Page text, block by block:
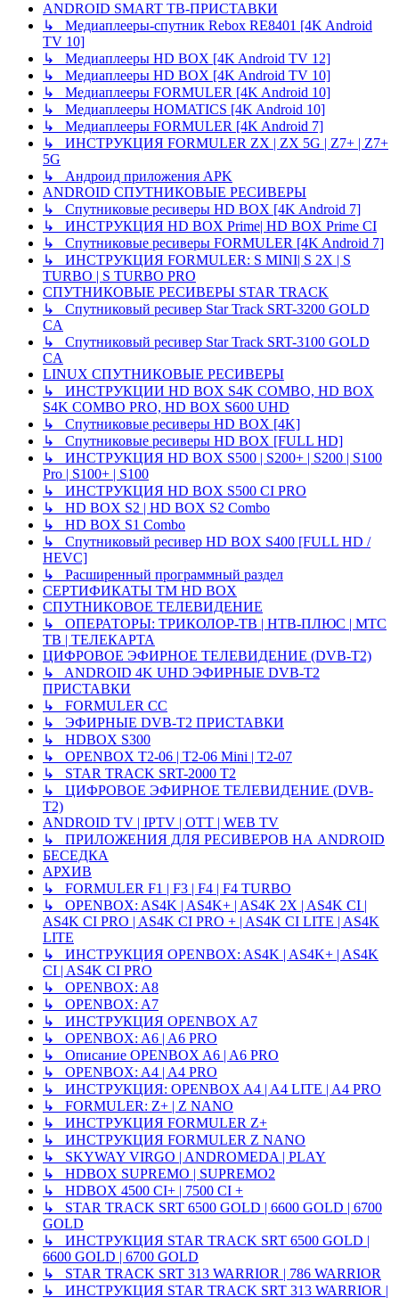
ANDROID SMART ТВ-ПРИСТАВКИ
↳ Медиаплееры-спутник Rebox RE8401 [4K Android
TV 10]
↳ Медиаплееры HD BOX [4K Android TV 12]
↳ Медиаплееры HD BOX [4K Android TV 10]
↳ Медиаплееры FORMULER [4K Android 10]
↳ Медиаплееры HOMATICS [4K Android 10]
↳ Медиаплееры FORMULER [4K Android 7]
↳ ИНСТРУКЦИЯ FORMULER ZX | ZX 5G | Z7+ | Z7+
5G
↳ Андроид приложения APK
ANDROID СПУТНИКОВЫЕ РЕСИВЕРЫ
↳ Спутниковые ресиверы HD BOX [4K Android 7]
↳ ИНСТРУКЦИЯ HD BOX Prime| HD BOX Prime CI
↳ Спутниковые ресиверы FORMULER [4K Android 7]
↳ ИНСТРУКЦИЯ FORMULER: S MINI| S 2X | S
TURBO | S TURBO PRO
СПУТНИКОВЫЕ РЕСИВЕРЫ STAR TRACK
↳ Спутниковый ресивер Star Track SRT-3200 GOLD
CA
↳ Спутниковый ресивер Star Track SRT-3100 GOLD
CA
LINUX СПУТНИКОВЫЕ РЕСИВЕРЫ
↳ ИНСТРУКЦИИ HD BOX S4K COMBO, HD BOX
S4K COMBO PRO, HD BOX S600 UHD
↳ Спутниковые ресиверы HD BOX [4K]
↳ Спутниковые ресиверы HD BOX [FULL HD]
↳ ИНСТРУКЦИЯ HD BOX S500 | S200+ | S200 | S100
Pro | S100+ | S100
↳ ИНСТРУКЦИЯ HD BOX S500 CI PRO
↳ HD BOX S2 | HD BOX S2 Combo
↳ HD BOX S1 Combo
↳ Спутниковый ресивер HD BOX S400 [FULL HD /
HEVC]
↳ Расширенный программный раздел
СЕРТИФИКАТЫ TM HD BOX
СПУТНИКОВОЕ ТЕЛЕВИДЕНИЕ
↳ ОПЕРАТОРЫ: ТРИКОЛОР-ТВ | НТВ-ПЛЮС | МТС
ТВ | ТЕЛЕКАРТА
ЦИФРОВОЕ ЭФИРНОЕ ТЕЛЕВИДЕНИЕ (DVB-T2)
↳ ANDROID 4K UHD ЭФИРНЫЕ DVB-T2
ПРИСТАВКИ
↳ FORMULER CC
↳ ЭФИРНЫЕ DVB-T2 ПРИСТАВКИ
↳ HDBOX S300
↳ OPENBOX T2-06 | T2-06 Mini | T2-07
↳ STAR TRACK SRT-2000 T2
↳ ЦИФРОВОЕ ЭФИРНОЕ ТЕЛЕВИДЕНИЕ (DVB-
T2)
ANDROID TV | IPTV | OTT | WEB TV
↳ ПРИЛОЖЕНИЯ ДЛЯ РЕСИВЕРОВ НА ANDROID
БЕСЕДКА
АРХИВ
↳ FORMULER F1 | F3 | F4 | F4 TURBO
↳ OPENBOX: AS4K | AS4K+ | AS4K 2X | AS4K CI |
AS4K CI PRO | AS4K CI PRO + | AS4K CI LITE | AS4K
LITE
↳ ИНСТРУКЦИЯ OPENBOX: AS4K | AS4K+ | AS4K
CI | AS4K CI PRO
↳ OPENBOX: A8
↳ OPENBOX: A7
↳ ИНСТРУКЦИЯ OPENBOX A7
↳ OPENBOX: A6 | A6 PRO
↳ Описание OPENBOX A6 | A6 PRO
↳ OPENBOX: A4 | A4 PRO
↳ ИНСТРУКЦИЯ: OPENBOX A4 | A4 LITE | A4 PRO
↳ FORMULER: Z+ | Z NANO
↳ ИНСТРУКЦИЯ FORMULER Z+
↳ ИНСТРУКЦИЯ FORMULER Z NANO
↳ SKYWAY VIRGO | ANDROMEDA | PLAY
↳ HDBOX SUPREMO | SUPREMO2
↳ HDBOX 4500 CI+ | 7500 CI +
↳ STAR TRACK SRT 6500 GOLD | 6600 GOLD | 6700
GOLD
↳ ИНСТРУКЦИЯ STAR TRACK SRT 6500 GOLD |
6600 GOLD | 6700 GOLD
↳ STAR TRACK SRT 313 WARRIOR | 786 WARRIOR
↳ ИНСТРУКЦИЯ STAR TRACK SRT 313 WARRIOR |